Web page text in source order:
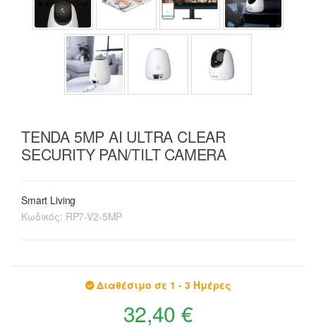
TENDA 5MP AI ULTRA CLEAR
SECURITY PAN/TILT CAMERA
Smart Living
Κωδικός: RP7-V2-5MP
Διαθέσιμο σε 1 - 3 Ημέρες
32,40 €